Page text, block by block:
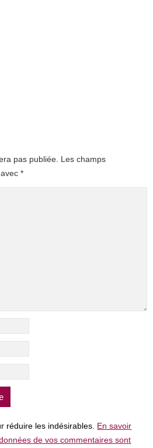
pas publiée. Les champs
avec*
réduire les indésirables. En savoir
de vos commentaires sont